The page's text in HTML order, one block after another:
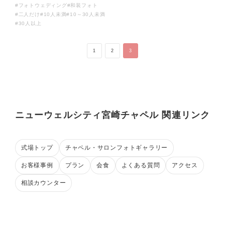
#フォトウェディング#和装フォト
#二人だけ#10人未満#10～30人未満
#30人以上
1 2 3
ニューウェルシティ宮崎チャペル 関連リンク
式場トップ チャペル・サロンフォトギャラリー
お客様事例 プラン 会食 よくある質問 アクセス
相談カウンター